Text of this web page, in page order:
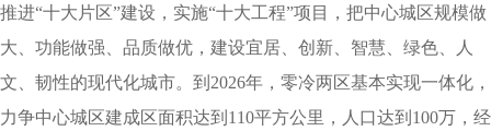
推进“十大片区”建设，实施“十大工程”项目，把中心城区规模做
大、功能做强、品质做优，建设宜居、创新、智慧、绿色、人
文、韧性的现代化城市。到2026年，零冷两区基本实现一体化，
力争中心城区建成区面积达到110平方公里，人口达到100万，经